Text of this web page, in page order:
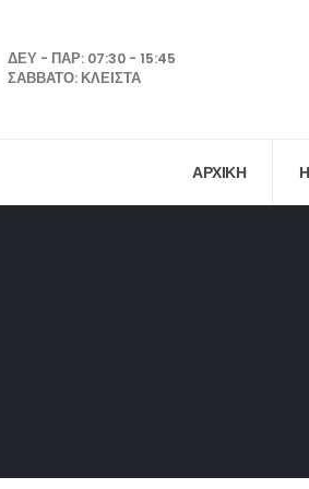
ΔΕΥ - ΠΑΡ: 07:30 - 15:45
ΣΑΒΒΑΤΟ: ΚΛΕΙΣΤΑ
ΑΡΧΙΚΗ